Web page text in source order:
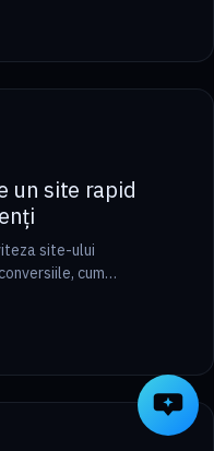
8 min
un site rapid
site-ului
cum
8 min